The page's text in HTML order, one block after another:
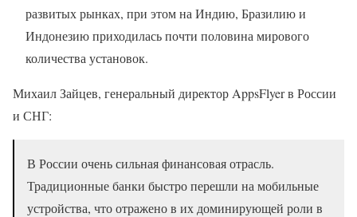
развитых рынках, при этом на Индию, Бразилию и
Индонезию приходилась почти половина мирового
количества установок.
Михаил Зайцев, генеральный директор AppsFlyer в России
и СНГ:
В России очень сильная финансовая отрасль.
Традиционные банки быстро перешли на мобильные
устройства, что отражено в их доминирующей роли в